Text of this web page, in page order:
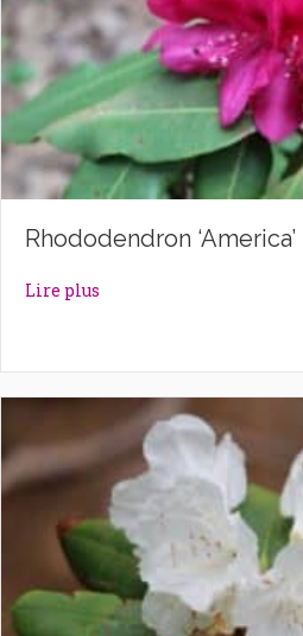
Rhododendron ‘America’
Lire plus